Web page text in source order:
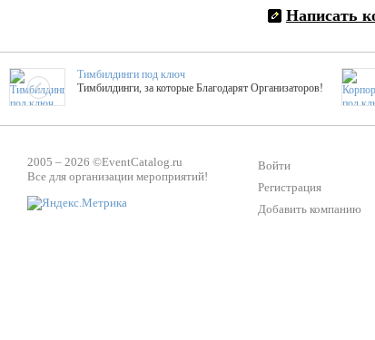
Написать
Тимбилдинги под ключ
Тимбилдинги, за которые Благодарят Организаторов!
ТОПовые мастер-классы на мероприятие! Гибкие цены!
ShowTex - Декор и Ди
2005 – 2026 ©EventCatalog.ru
Все для организации мероприятий!
Войти
Регистрация
Добавить компанию